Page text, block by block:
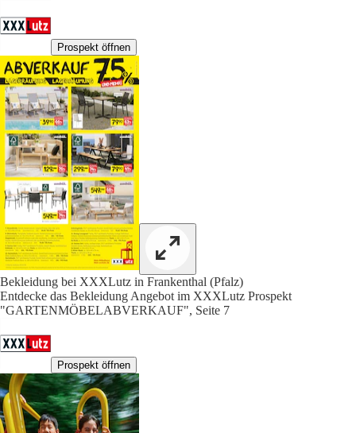
Prospekt öffnen
Bekleidung bei XXXLutz in Frankenthal (Pfalz)
Entdecke das Bekleidung Angebot im XXXLutz Prospekt
"GARTENMÖBELABVERKAUF", Seite 7
Prospekt öffnen